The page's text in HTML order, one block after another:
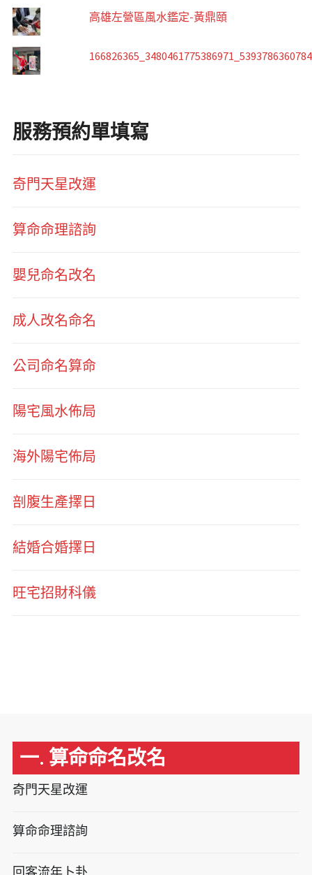
高雄左營區風水鑑定-黃鼎頤
服務預約單填寫
奇門天星改運
算命命理諮詢
嬰兒命名改名
成人改名命名
公司命名算命
陽宅風水佈局
海外陽宅佈局
剖腹生產擇日
結婚合婚擇日
旺宅招財科儀
一. 算命命名改名
奇門天星改運
算命命理諮詢